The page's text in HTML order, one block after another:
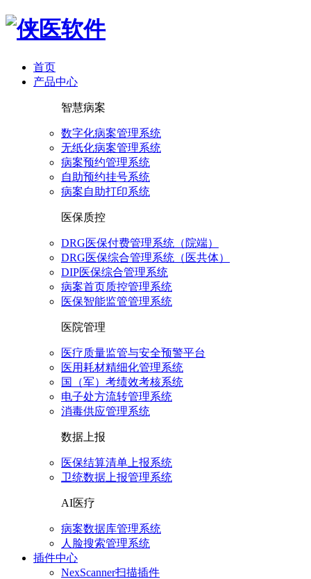
首页
产品中心
智慧病案
数字化病案管理系统
无纸化病案管理系统
病案预约管理系统
自助预约挂号系统
病案自助打印系统
医保质控
DRG医保付费管理系统（院端）
DRG医保综合管理系统（医共体）
DIP医保综合管理系统
病案首页质控管理系统
医保智能监管管理系统
医院管理
医疗质量监管与安全预警平台
医用耗材精细化管理系统
国（军）考绩效考核系统
电子处方流转管理系统
消毒供应管理系统
数据上报
医保结算清单上报系统
卫统数据上报管理系统
AI医疗
病案数据库管理系统
人脸搜索管理系统
插件中心
NexScanner扫描插件